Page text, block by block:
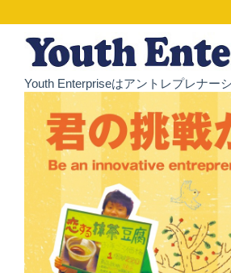
Youth Enterpriseはアントレプレナー